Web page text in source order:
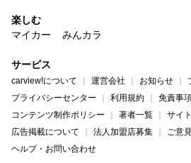
楽しむ
マイカー
みんカラ
サービス
carview!について 運営会社 お知らせ
プライバシーセンター
利用規約
免責事
コンテンツ制作ポリシー
著者一覧
サイ
広告掲載について
法人加盟店募集
ご意
ヘルプ・お問い合わせ